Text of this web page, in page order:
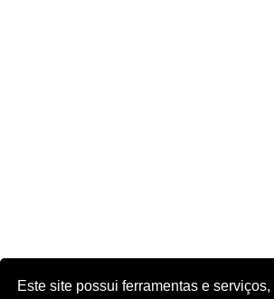
Este site possui ferramentas e serviços,